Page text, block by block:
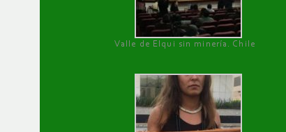
Valle de Elqui sin minería. Chile